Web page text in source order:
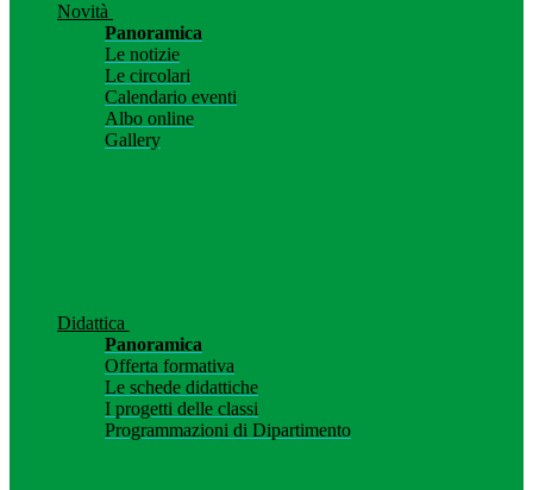
Novità
Panoramica
Le notizie
Le circolari
Calendario eventi
Albo online
Gallery
Didattica
Panoramica
Offerta formativa
Le schede didattiche
I progetti delle classi
Programmazioni di Dipartimento